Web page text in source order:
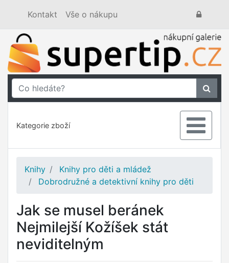
Kontakt Vše o nákupu
Kategorie zboží
Knihy
Knihy pro děti a mládež
Dobrodružné a detektivní knihy pro děti
Jak se musel beránek
Nejmilejší Kožíšek stát
neviditelným